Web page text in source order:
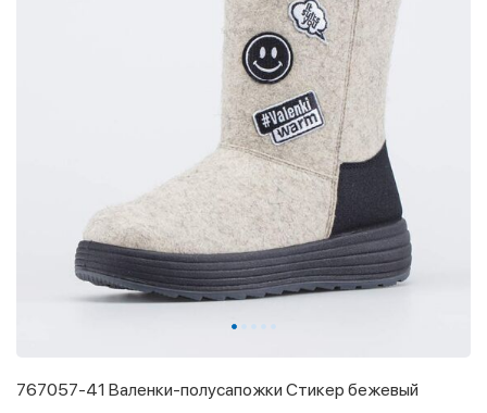
767057-41 Валенки-полусапожки Стикер бежевый